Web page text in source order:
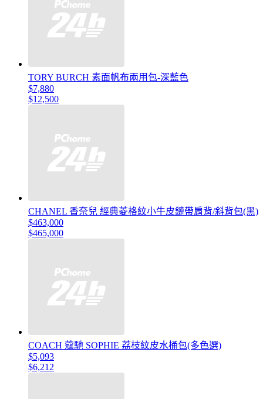
TORY BURCH 素面帆布兩用包-深藍色
$7,880
$12,500
CHANEL 香奈兒 經典菱格紋小牛皮鏈帶肩背/斜背包(黑)
$463,000
$465,000
COACH 蔻馳 SOPHIE 荔枝紋皮水桶包(多色選)
$5,093
$6,212